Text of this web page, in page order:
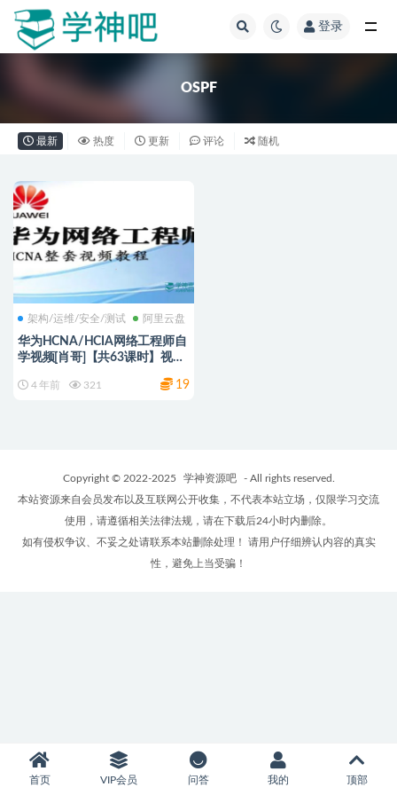
登录
OSPF
最新 热度 更新 评论 随机
架构/运维/安全/测试 阿里云盘
华为HCNA/HCIA网络工程师自
学视频[肖哥]【共63课时】视频
4 年前 321 19
Copyright © 2022-2025 学神资源吧
- All rights reserved.
本站资源来自会员发布以及互联网公开收集，不代表本站立场，仅限学习交流
使用，请遵循相关法律法规，请在下载后24小时内删除。
如有侵权争议、不妥之处请联系本站删除处理！ 请用户仔细辨认内容的真实
性，避免上当受骗！
首页 VIP会员 问答 我的 顶部